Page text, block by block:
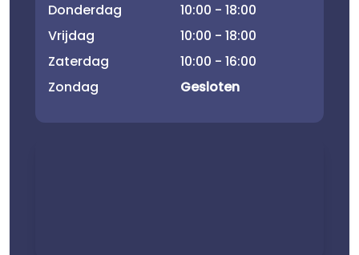
Donderdag
10:00 - 18:00
Vrijdag
10:00 - 18:00
Zaterdag
10:00 - 16:00
Zondag
Gesloten